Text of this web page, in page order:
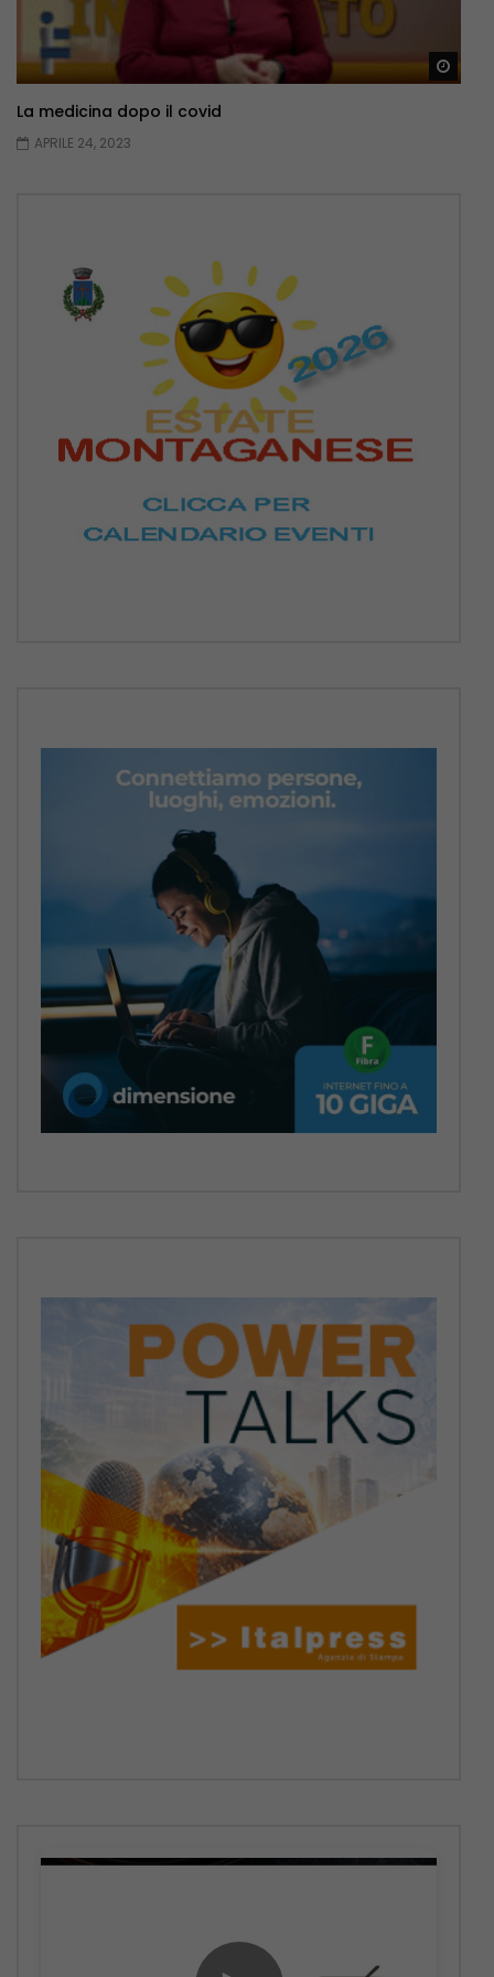
La medicina dopo il covid
APRILE 24, 2023